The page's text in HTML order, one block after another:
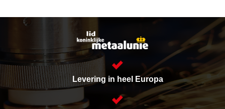
Levering in heel Europa